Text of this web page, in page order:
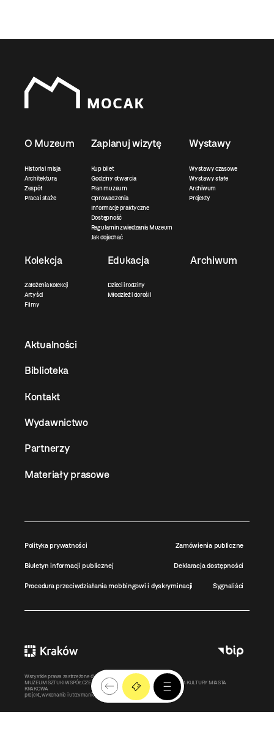
O Muzeum
Historia i misja
Architektura
Zespół
Praca i staże
Zaplanuj wizytę
Kup bilet
Godziny otwarcia
Plan muzeum
Oprowadzenia
Informacje praktyczne
Dostępność
Regulamin zwiedzania Muzeum
Jak dojechać
Wystawy
Wystawy czasowe
Wystawy stałe
Archiwum
Projekty
Kolekcja
Założenia kolekcji
Artyści
Filmy
Edukacja
Dzieci i rodziny
Młodzież i dorośli
Archiwum
Aktualności
Biblioteka
Kontakt
Wydawnictwo
Partnerzy
Materiały prasowe
Polityka prywatności Zamówienia publiczne
Biuletyn informacji publicznej Deklaracja dostępności
Procedura przeciwdziałania mobbingowi i dyskryminacji Sygnaliści
Wszystkie prawa zastrzeżone ©MOCAK
2011-2026
MUZEUM SZTUKI WSPÓŁCZESNEJ W KRAKOWIE MOCAK – INSTYTUCJA KULTURY MIASTA
KRAKOWA
projekt, wykonanie i utrzymanie:
Bonjour.pl